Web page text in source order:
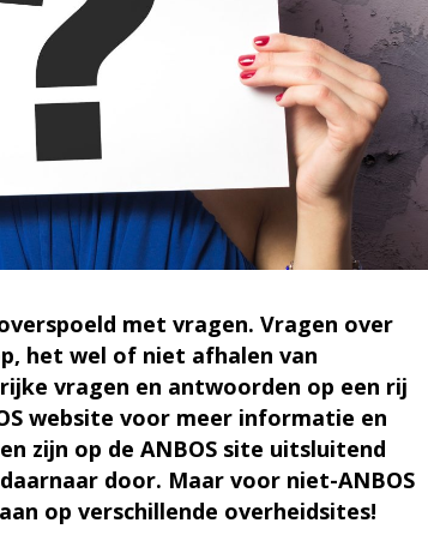
met vragen. Vragen over
het wel of niet afhalen van
vragen en antwoorden op een rij
website voor meer informatie en
zijn op de ANBOS site uitsluitend
door. Maar voor niet-ANBOS
op verschillende overheidsites!